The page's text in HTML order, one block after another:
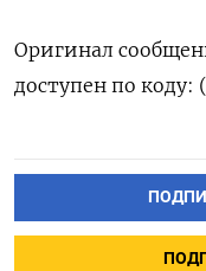
Оригинал
‌доступен по